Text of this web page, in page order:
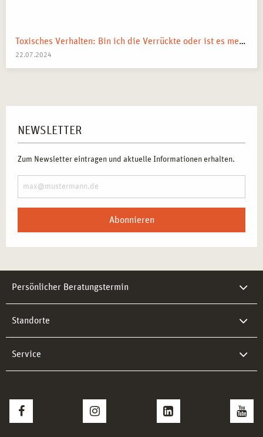
Toxisches Verhalten: Bin ich die Verrückte oder ist es mein Umfeld?
22.07.2024
NEWSLETTER
Zum Newsletter eintragen und aktuelle Informationen erhalten.
Abonnieren
Persönlicher Beratungstermin
Standorte
Service